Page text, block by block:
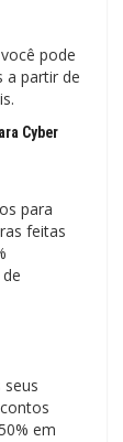
pode
a partir de
Cyber
para
feitas
seus
em